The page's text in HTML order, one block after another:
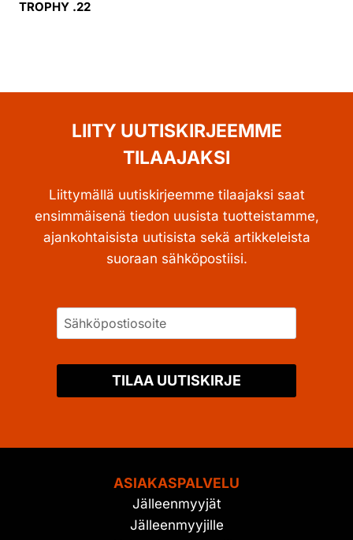
TROPHY .22
LIITY UUTISKIRJEEMME
TILAAJAKSI
Liittymällä uutiskirjeemme tilaajaksi saat
ensimmäisenä tiedon uusista tuotteistamme,
ajankohtaisista uutisista sekä artikkeleista
suoraan sähköpostiisi.
TILAA UUTISKIRJE
ASIAKASPALVELU
Jälleenmyyjät
Jälleenmyyjille